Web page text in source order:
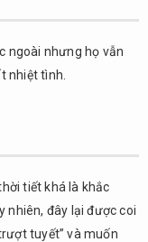
ngoài nhưng họ vẫn
nhiệt tình.
tiết khá là khắc
nhiên, đây lại được coi
tuyết” và muốn